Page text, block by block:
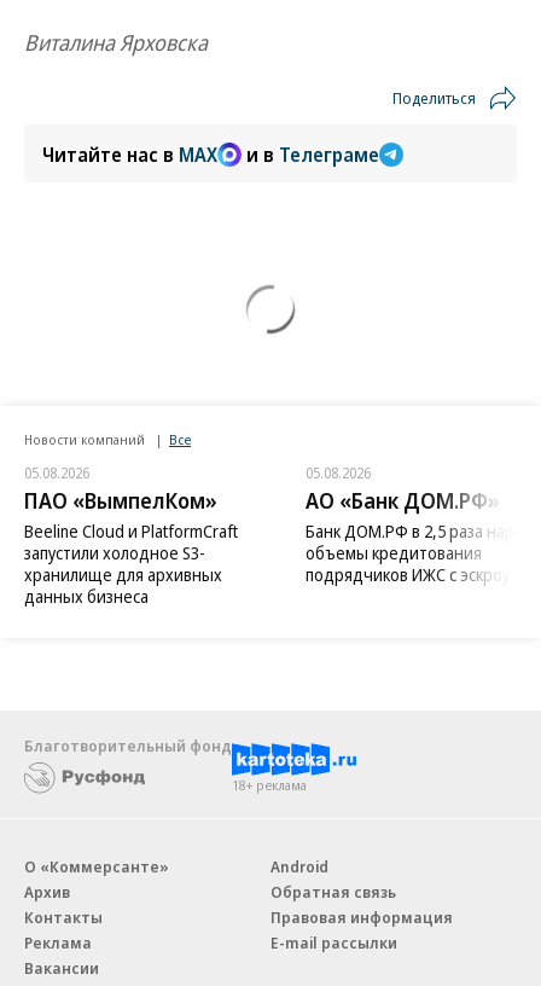
Виталина Ярховска
Поделиться
Читайте нас в MAX и в Телеграме
Новости компаний Все
05.08.2026
ПАО «ВымпелКом»
Beeline Cloud и PlatformCraft
запустили холодное S3-
хранилище для архивных
данных бизнеса
05.08.2026
АО «Банк ДОМ.РФ»
Банк ДОМ.РФ в 2,5 раза
объемы кредитования
подрядчиков ИЖС с эскроу
Благотворительный фонд
18+ реклама
О «Коммерсанте»
Архив
Контакты
Реклама
Вакансии
Android
Обратная связь
Правовая информация
E-mail рассылки